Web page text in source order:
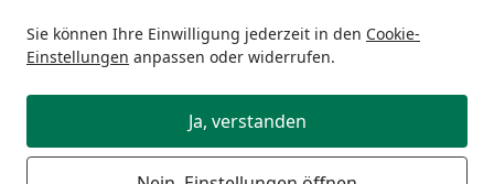
Sie können Ihre Einwilligung jederzeit in den Cookie-
Einstellungen anpassen oder widerrufen.
Ja, verstanden